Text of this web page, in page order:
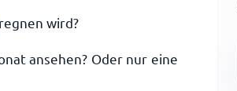
regnen wird?
ansehen? Oder nur eine